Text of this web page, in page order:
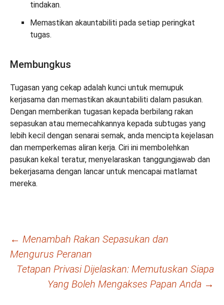
tindakan.
Memastikan akauntabiliti pada setiap peringkat
tugas.
Membungkus
Tugasan yang cekap adalah kunci untuk memupuk
kerjasama dan memastikan akauntabiliti dalam pasukan.
Dengan memberikan tugasan kepada berbilang rakan
sepasukan atau memecahkannya kepada subtugas yang
lebih kecil dengan senarai semak, anda mencipta kejelasan
dan memperkemas aliran kerja. Ciri ini membolehkan
pasukan kekal teratur, menyelaraskan tanggungjawab dan
bekerjasama dengan lancar untuk mencapai matlamat
mereka.
Navigasi
kiriman
← Menambah Rakan Sepasukan dan
Mengurus Peranan
Tetapan Privasi Dijelaskan: Memutuskan Siapa
Yang Boleh Mengakses Papan Anda →